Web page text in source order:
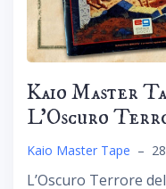
Kaio Master
L’Oscuro
Kaio Master Tape –
L’Oscuro Terrore